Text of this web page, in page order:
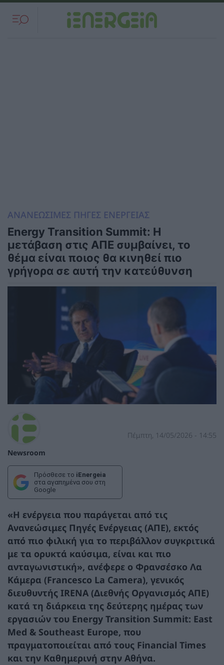
ΑΝΑΝΕΩΣΙΜΕΣ ΠΗΓΕΣ ΕΝΕΡΓΕΙΑΣ
Energy Transition Summit: Η
μετάβαση στις ΑΠΕ συμβαίνει, το
θέμα είναι ποιος θα κινηθεί πιο
γρήγορα σε αυτή την κατεύθυνση
Newsroom
Πέμπτη, 14/05/2026 - 14:55
Πρόσθεσε το iEnergeia
στα αγαπημένα σου στη
Google
«Η ενέργεια που παράγεται από τις
Ανανεώσιμες Πηγές Ενέργειας (ΑΠΕ), εκτός
από πιο φιλική για το περιβάλλον συγκριτικά
με τα ορυκτά καύσιμα, είναι και πιο
ανταγωνιστική», ανέφερε ο Φρανσέσκο Λα
Κάμερα (Francesco La Camera), γενικός
διευθυντής IRENA (Διεθνής Οργανισμός ΑΠΕ)
κατά τη διάρκεια της δεύτερης ημέρας των
εργασιών του Energy Transition Summit: East
Med & Southeast Europe, που
πραγματοποιείται από τους Financial Times
και την Καθημερινή στην Αθήνα.